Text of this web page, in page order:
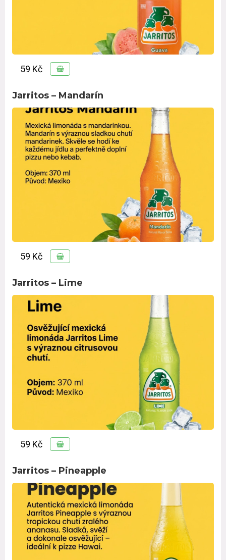
59 Kč
Jarritos – Mandarín
59 Kč
Jarritos – Lime
59 Kč
Jarritos – Pineapple